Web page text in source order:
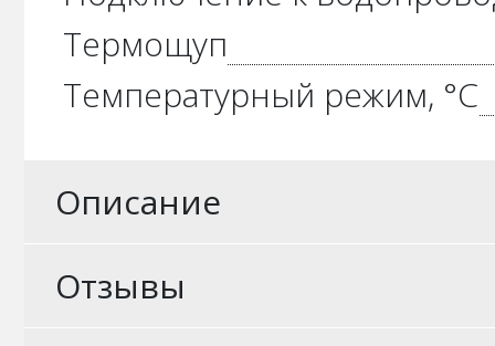
Термощуп
Температурный режим, °С
Описание
Отзывы